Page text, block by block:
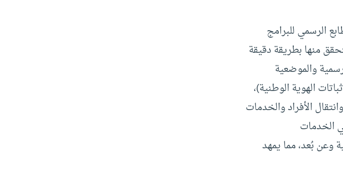
الرسمي للبرامج
منها بطريقة دقيقة
والموضعية
الهوية الوطنية)،
الأفراد والخدمات
الخدمات
وعن بُعد، مما يمهد